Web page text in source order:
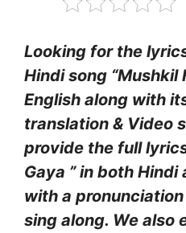
Looking for the
Hindi song “Mushkil
English along with
translation & Video
provide the full
Gaya ” in both Hindi
with a
sing along. We also